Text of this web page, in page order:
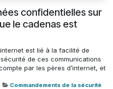
confidentielles sur
le cadenas est
est lié à la facilité de
de ces communications
par les pères d’internet, et
Commandements de la sécurité